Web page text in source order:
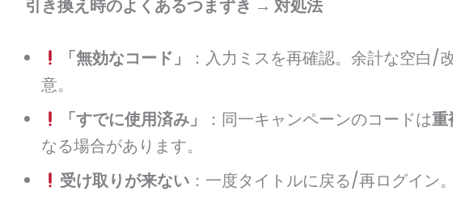
引き換え時のよくあるつまずき → 対処法
「無効なコード」
：入力ミスを再確認。余計な空白/
意。
「すでに使用済み」
：同一キャンペーンのコードは重
なる場合があります。
受け取りが来ない：一度タイトルに戻る/再ログイン